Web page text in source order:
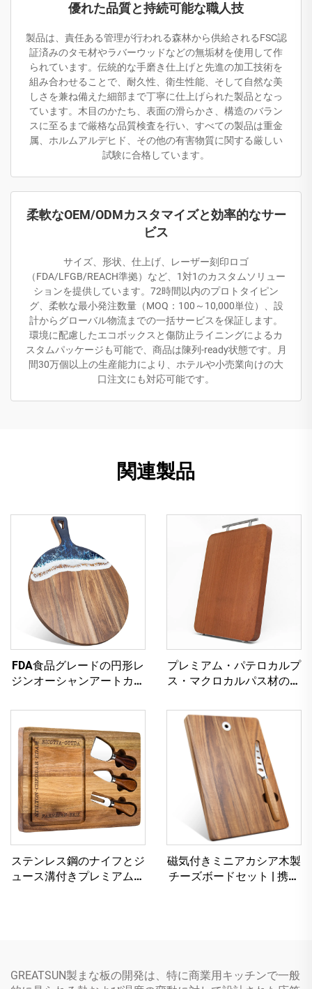
優れた品質と持続可能な職人技
製品は、責任ある管理が行われる森林から供給されるFSC認
証済みのタモ材やラバーウッドなどの無垢材を使用して作
られています。伝統的な手磨き仕上げと先進の加工技術を
組み合わせることで、耐久性、衛生性能、そして自然な美
しさを兼ね備えた細部まで丁寧に仕上げられた製品となっ
ています。木目のかたち、表面の滑らかさ、構造のバラン
スに至るまで厳格な品質検査を行い、すべての製品は重金
属、ホルムアルデヒド、その他の有害物質に関する厳しい
試験に合格しています。
柔軟なOEM/ODMカスタマイズと効率的なサー
ビス
サイズ、形状、仕上げ、レーザー刻印ロゴ
（FDA/LFGB/REACH準拠）など、1対1のカスタムソリュー
ションを提供しています。72時間以内のプロトタイピン
グ、柔軟な最小発注数量（MOQ：100～10,000単位）、設
計からグローバル物流までの一括サービスを保証します。
環境に配慮したエコボックスと傷防止ライニングによるカ
スタムパッケージも可能で、商品は陳列-ready状態です。月
間30万個以上の生産能力により、ホテルや小売業向けの大
口注文にも対応可能です。
関連製品
FDA食品グレードの円形レ
ジンオーシャンアートカッ
プレミアム・パテロカルプ
ス・マクロカルパス材のま
ステンレス鋼のナイフとジ
ュース溝付きプレミアムア
磁気付きミニアカシア木製
チーズボードセット | 携帯
GREATSUN製まな板の開発は、特に商業用キッチンで一般